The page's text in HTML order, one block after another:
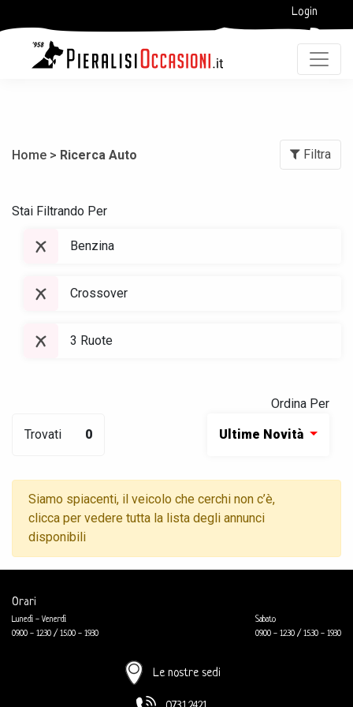
Login
Home > Ricerca Auto Filtra
Stai Filtrando Per
Benzina
Crossover
3 Ruote
Trovati 0
Ordina Per
Ultime Novità
Siamo spiacenti, il veicolo che cerchi non c’è,
clicca per vedere tutta la lista degli annunci
disponibili
Orari
Lunedì - Venerdì
09.00 - 12.30 / 15.00 - 19.30
Sabato
09.00 - 12.30 / 15.30 - 19.30
Le nostre sedi